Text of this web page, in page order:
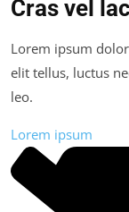
Cras vel
Lorem ipsum
elit tellus, luctus
leo.
Lorem ipsum